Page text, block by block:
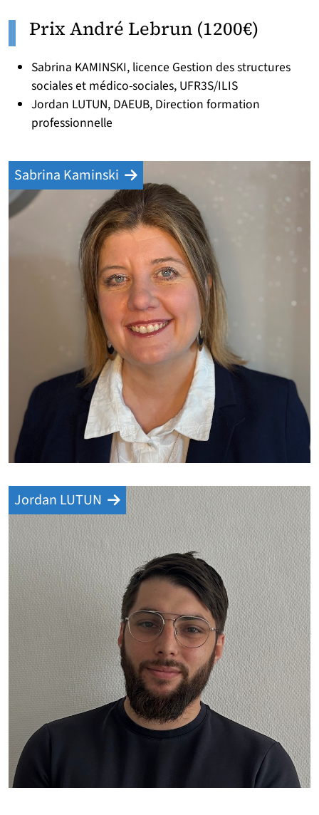
Prix André Lebrun (1200€)
Sabrina KAMINSKI, licence Gestion des structures
sociales et médico-sociales, UFR3S/ILIS
Jordan LUTUN, DAEUB, Direction formation
professionnelle
Sabrina Kaminski
Jordan LUTUN